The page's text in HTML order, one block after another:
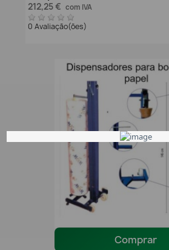
212,25 € com IVA
0 Avaliação(ões)
Comprar